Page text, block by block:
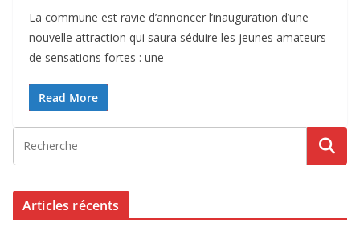
La commune est ravie d’annoncer l’inauguration d’une
nouvelle attraction qui saura séduire les jeunes amateurs
de sensations fortes : une
Read More
Articles récents